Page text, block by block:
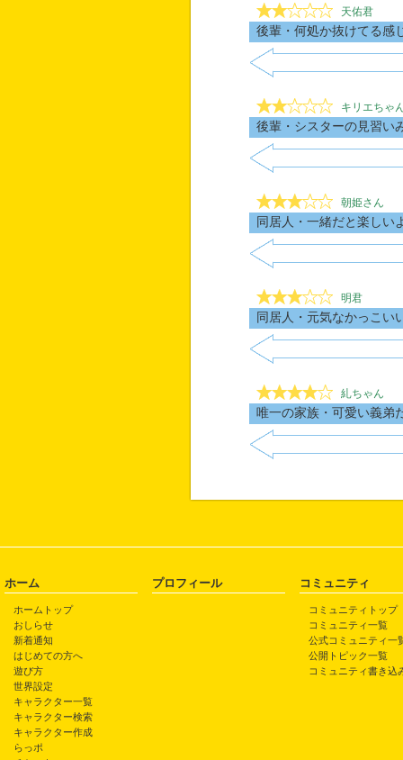
天佑君
後輩・何処か抜けてる感
キリエちゃ
後輩・シスターの見習い
朝姫さん
同居人・一緒だと楽し
明君
同居人・元気なかっこい
糺ちゃん
唯一の家族・可愛い義弟
ホーム
ホームトップ
おしらせ
新着通知
はじめての方へ
遊び方
世界設定
キャラクター一覧
キャラクター検索
キャラクター作成
らっポ
プロフィール コミュニティ
コミュニティトップ
コミュニティ一覧
公式コミュニティ一
公開トピック一覧
コミュニティ書き込